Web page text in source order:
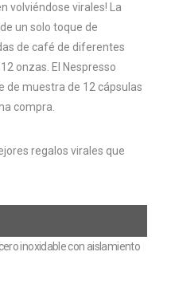
volviéndose virales! La
un solo toque de
de café de diferentes
onzas. El Nespresso
de muestra de 12 cápsulas
compra.
inoxidable con aislamiento